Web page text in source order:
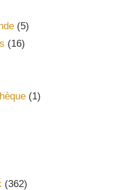
(5)
(16)
(1)
(362)